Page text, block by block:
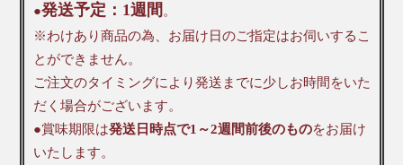
●発送予定：1週間。
※わけあり商品の為、お届け日のご指定はお伺いするこ
とができません。
ご注文のタイミングにより発送までに少しお時間をいた
だく場合がございます。
●賞味期限は発送日時点で1～2週間前後のものをお届け
いたします。